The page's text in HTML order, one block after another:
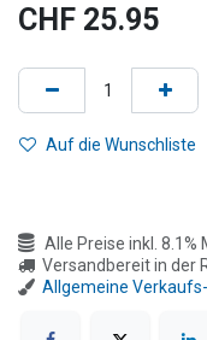
CHF 25.95
Auf die Wunschliste
Alle Preise inkl. 8.1%
Versandbereit in der
Allgemeine